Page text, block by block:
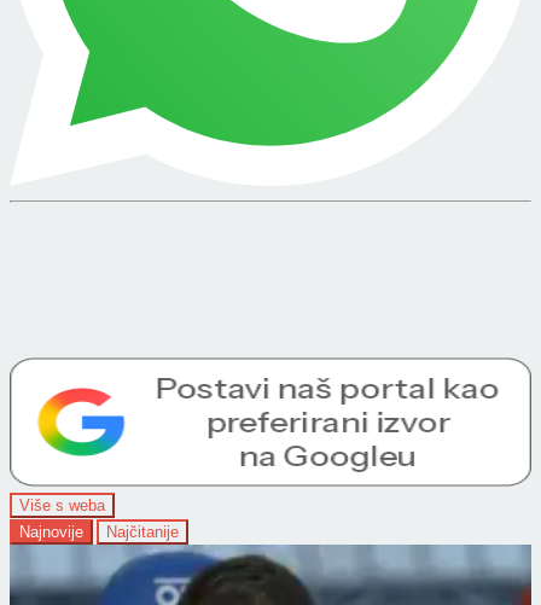
Više s weba
Najnovije
Najčitanije